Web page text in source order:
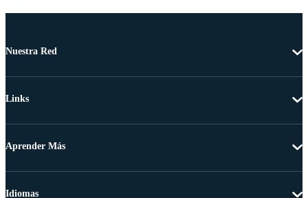
Nuestra Red
Links
Aprender Más
Idiomas